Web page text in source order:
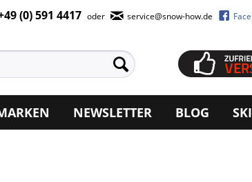
(0) 591 4417 oder service@snow-how.de
NEWSLETTER BLOG